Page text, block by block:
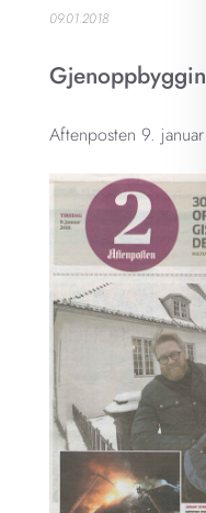
09.01.2018
Aftenposten 9.